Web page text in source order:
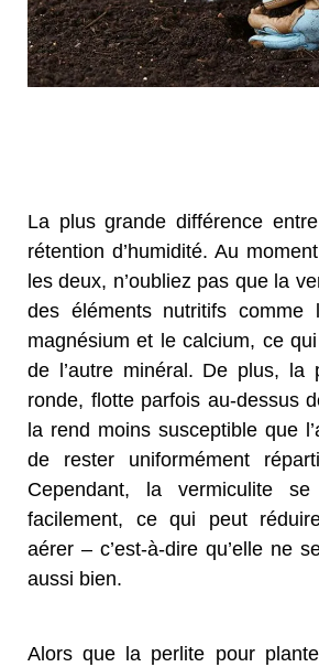
La plus grande différence
rétention d’humidité. Au
les deux, n’oubliez pas que la
des éléments nutritifs comme
magnésium et le calcium, ce
de l’autre minéral. De plus, la
ronde, flotte parfois au-dessus
la rend moins susceptible que
de rester uniformément
Cependant, la vermiculite
facilement, ce qui peut
aérer – c’est-à-dire qu’elle ne
aussi bien.
Alors que la perlite pour